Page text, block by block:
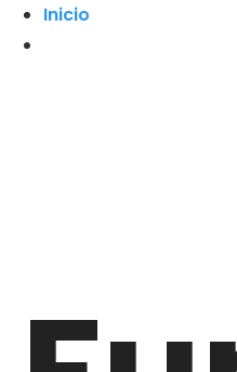
Inicio